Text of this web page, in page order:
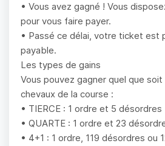
• Vous avez gagné ! Vous
pour vous faire payer.
• Passé ce délai, votre ticket est
payable.
Les types de gains
Vous pouvez gagner quel que soit
chevaux de la course :
• TIERCE : 1 ordre et 5 désordres
• QUARTE : 1 ordre et 23
• 4+1 : 1 ordre, 119 désordres ou